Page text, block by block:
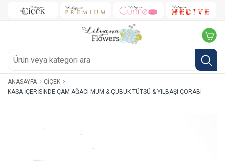
ANASAYFA
ÇIÇEK
KASA İÇERISINDE ÇAM AĞACI MUM & ÇUBUK TÜTSÜ & YILBAŞI ÇORABI